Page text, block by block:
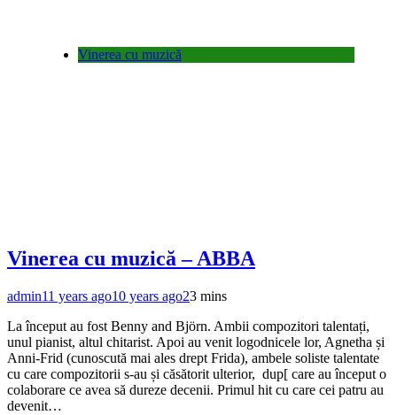
Vinerea cu muzică
Vinerea cu muzică – ABBA
admin11 years ago10 years ago23 mins
La început au fost Benny and Björn. Ambii compozitori talentați,
unul pianist, altul chitarist. Apoi au venit logodnicele lor, Agnetha și
Anni-Frid (cunoscută mai ales drept Frida), ambele soliste talentate
cu care compozitorii s-au și căsătorit ulterior, dup[ care au început o
colaborare ce avea să dureze decenii. Primul hit cu care cei patru au
devenit…